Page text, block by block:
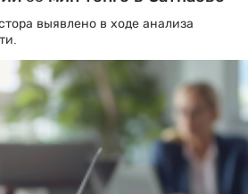
выявлено в ходе анализа